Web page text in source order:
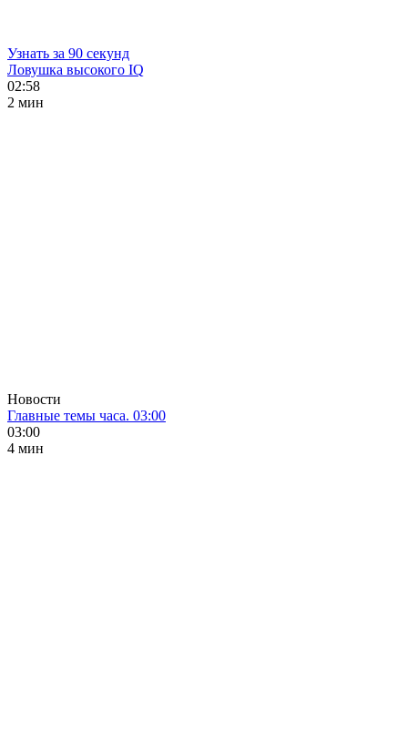
Узнать за 90 секунд
Ловушка высокого IQ
02:58
2 мин
Новости
Главные темы часа. 03:00
03:00
4 мин